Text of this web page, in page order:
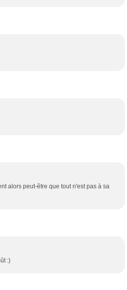
alors peut-être que tout n'est pas à sa
:)